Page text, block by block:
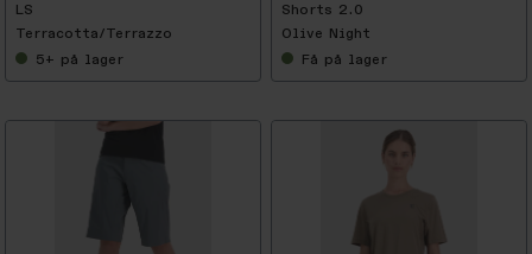
LS
Terracotta/Terrazzo
5+ på lager
Shorts 2.0
Olive Night
Få på lager